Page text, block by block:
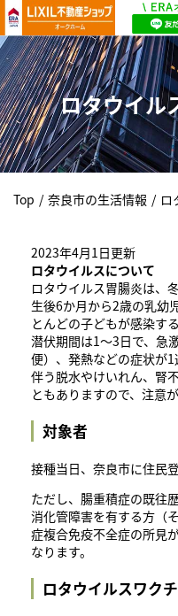
ロタウイル
Top / 奈良市の生活情報 / ロ
2023年4月1日更新
ロタウイルスについて
ロタウイルス胃腸炎は、
生後6か月から2歳の乳幼
とんどの子どもが感染す
潜伏期間は1～3日で、急
便）、発熱などの症状が
伴う脱水やけいれん、腎
ともありますので、注意が
対象者
接種当日、奈良市に住民
ただし、腸重積症の既往
消化管障害を有する方（
症複合免疫不全症の所見
なります。
ロタウイルスワク